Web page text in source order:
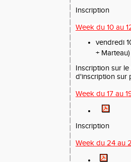
Inscription
Week du 10 au
vendredi
+
Inscription sur
d'inscription sur
Week du 17 au
Inscription
Week du 24 au